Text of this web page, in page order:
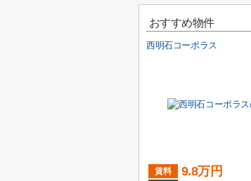
おすすめ物件
西明石コーポラス
賃料 9.8万円